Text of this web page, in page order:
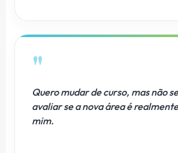
"
Quero mudar de curso, mas não
avaliar se a nova área é
mim.